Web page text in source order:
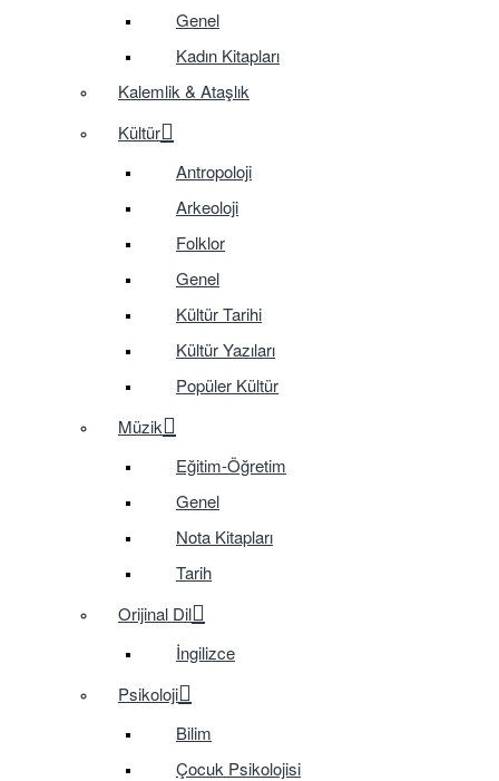
Genel
Kadın Kitapları
Kalemlik & Ataşlık
Kültür
Antropoloji
Arkeoloji
Folklor
Genel
Kültür Tarihi
Kültür Yazıları
Popüler Kültür
Müzik
Eğitim-Öğretim
Genel
Nota Kitapları
Tarih
Orijinal Dil
İngilizce
Psikoloji
Bilim
Çocuk Psikolojisi